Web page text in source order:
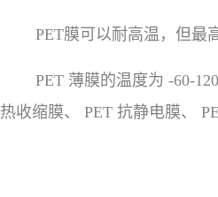
PET膜可以耐高温，但最
PET 薄膜的温度为 -60-
热收缩膜、 PET 抗静电膜、